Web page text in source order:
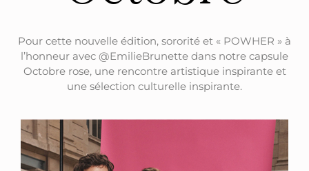
Pour cette nouvelle édition, sororité et « POWHER » à
l’honneur avec @EmilieBrunette dans notre capsule
Octobre rose, une rencontre artistique inspirante et
une sélection culturelle inspirante.